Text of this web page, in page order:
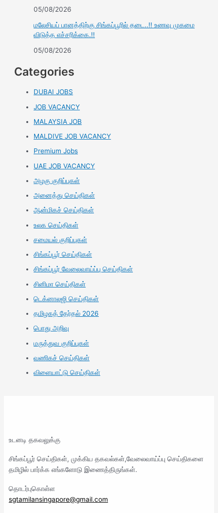
05/08/2026
மலேசியப் பானத்திற்கு சிங்கப்பூரில் தடை..!! உணவு முகமை
விடுத்த எச்சரிக்கை.!!
05/08/2026
Categories
DUBAI JOBS
JOB VACANCY
MALAYSIA JOB
MALDIVE JOB VACANCY
Premium Jobs
UAE JOB VACANCY
அழகு குறிப்புகள்
அனைத்து செய்திகள்
ஆன்மிகச் செய்திகள்
உலக செய்திகள்
சமையல் குறிப்புகள்
சிங்கப்பூர் செய்திகள்
சிங்கப்பூர் வேலைவாய்ப்பு செய்திகள்
சினிமா செய்திகள்
டெக்னாலஜி செய்திகள்
தமிழகத் தேர்தல் 2026
பொது அறிவு
மருத்துவ குறிப்புகள்
வணிகச் செய்திகள்
விளையாட்டு செய்திகள்
உடனடி தகவலுக்கு
சிங்கப்பூர் செய்திகள், முக்கிய தகவல்கள்,வேலைவாய்ப்பு செய்திகளை
தமிழில் பார்க்க எங்களோடு இணைத்திருங்கள்.
தொடர்புகொள்ள
sgtamilansingapore@gmail.com